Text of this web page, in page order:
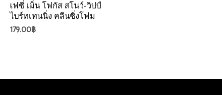
เฟซี่ เม็น โฟกัส สโนว์-วิปป์
ไบร์ทเทนนิ่ง คลีนซิ่งโฟม
179.00฿